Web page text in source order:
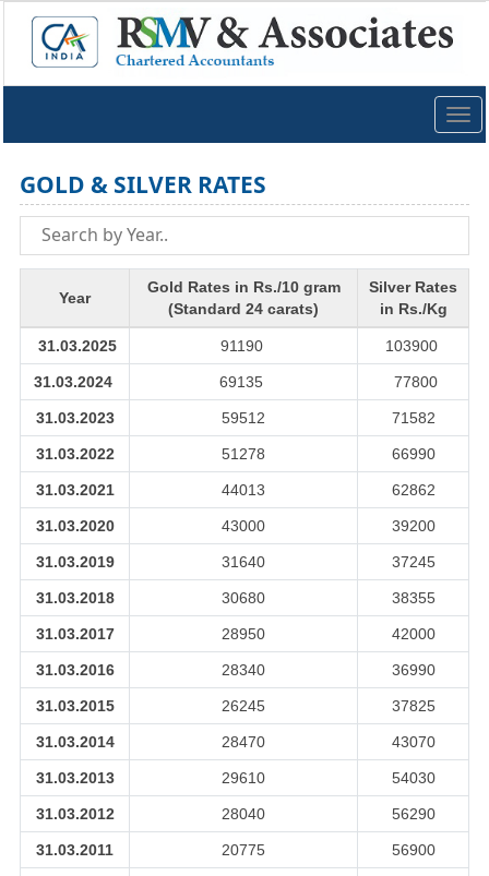
GOLD & SILVER RATES
Year
Gold Rates in Rs./10 gram
(Standard 24 carats)
Silver Rates
in Rs./Kg
31.03.2025 91190 103900
31.03.2024 69135 77800
31.03.2023 59512 71582
31.03.2022 51278 66990
31.03.2021 44013 62862
31.03.2020 43000 39200
31.03.2019 31640 37245
31.03.2018 30680 38355
31.03.2017 28950 42000
31.03.2016 28340 36990
31.03.2015 26245 37825
31.03.2014 28470 43070
31.03.2013 29610 54030
31.03.2012 28040 56290
31.03.2011 20775 56900